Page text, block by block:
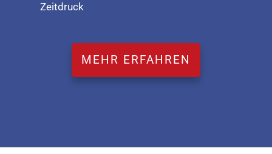
Zeitdruck
MEHR ERFAHREN